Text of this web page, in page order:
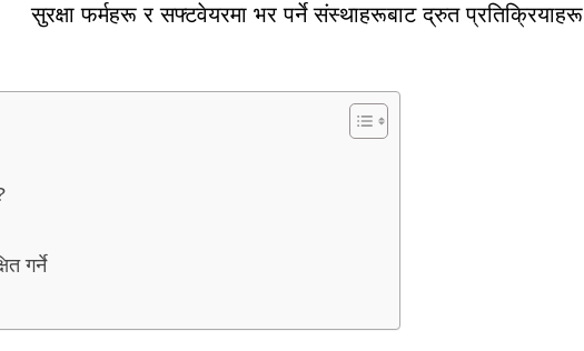
सुरक्षा फर्महरू र सफ्टवेयरमा भर पर्ने संस्थाहरूबाट द्रुत प्रतिक्रियाहरू
गर्ने